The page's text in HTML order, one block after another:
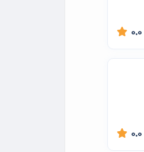
0.0
0.0